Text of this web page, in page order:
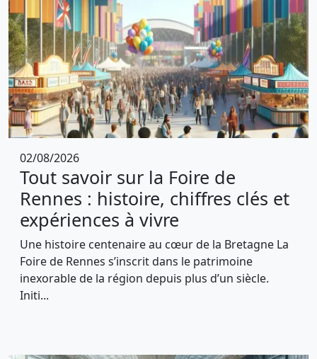
02/08/2026
Tout savoir sur la Foire de
Rennes : histoire, chiffres clés et
expériences à vivre
Une histoire centenaire au cœur de la Bretagne La
Foire de Rennes s’inscrit dans le patrimoine
inexorable de la région depuis plus d’un siècle.
Initi...